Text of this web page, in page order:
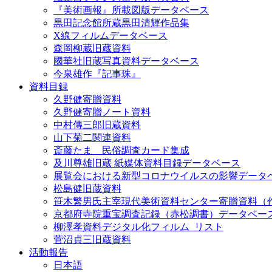
『美術画報』所載図版データベース
黒田記念館所蔵黒田清輝作品集
X線フィルムデータベース
森岡柳蔵旧蔵資料
國華社旧蔵写真資料データベース
今泉雄作『記事珠』
資料目録
久野健寄贈資料
久野健寄贈ノート資料
中村傳三郎旧蔵資料
山下菊二関連資料
斎藤たま 民俗調査カード集成
及川尊雄旧蔵 紙媒体資料目録データベース
展覧会における新型コロナウイルスの影響データ
松島健旧蔵資料
笹木繁男氏主宰現代美術資料センター寄贈資料（
京都府寺院重宝調査記録（赤松調書）データベー
柳澤孝資料デジタル化フィルム_リスト
菅沼貞三旧蔵資料
活動報告
日本語